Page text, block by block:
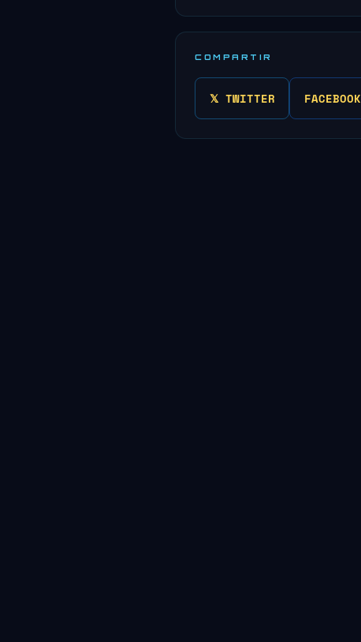
COMPARTIR
𝕏 TWITTER FACEBOOK